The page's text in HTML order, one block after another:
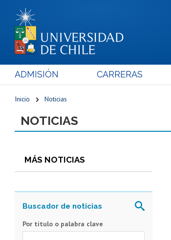
ADMISIÓN CARRERAS
Inicio Noticias
NOTICIAS
MÁS NOTICIAS
Por título o palabra clave